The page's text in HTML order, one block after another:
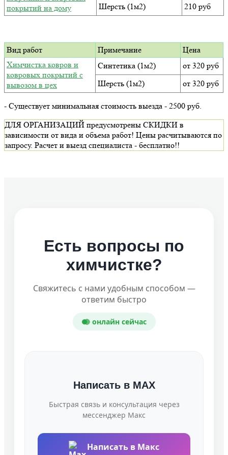
покрытий на дому
Шерсть (1м2) 210 руб
Вид работ Примечание
Цена
Химчистка ковров и
ковровых покрытий с
вывозом в цех
Синтетика (1м2)
от 320 руб
Шерсть (1м2)
от 320 руб
- Существует минимальная стоимость выезда - 2500 руб.
ДЛЯ ОРГАНИЗАЦИЙ предусмотрены СКИДКИ в
зависимости от вида и объема работ! Цены расчитываются по
запросу. Расчет и выезд специалиста - бесплатно!!
Есть вопросы по
химчистке?
Свяжитесь с нами удобным способом —
ответим быстро
онлайн сейчас
Написать в MAX
Быстрая связь и консультация через
мессенджер Макс
Написать в Макс